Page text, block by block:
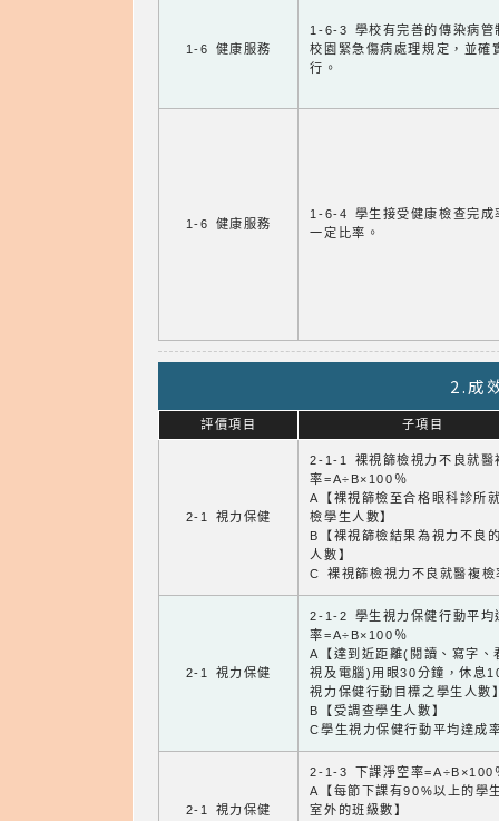
1-6 健康服務
1-6-3 學校有完善的傳染病管
校園緊急傷病處理規定，並確
行。
1-6 健康服務
1-6-4 學生接受健康檢查完成
一定比率。
2.成
評價項目 子項目
2-1 視力保健
2-1-1 裸視篩檢視力不良就醫
率=A÷B×100％
A【裸視篩檢至合格眼科診所
檢學生人數】
B【裸視篩檢結果為視力不良
人數】
C 裸視篩檢視力不良就醫複檢
2-1 視力保健
2-1-2 學生視力保健行動平均
率=A÷B×100％
A【達到近距離(閱讀、寫字、
視及電腦)用眼30分鐘，休息
視力保健行動目標之學生人數
B【受調查學生人數】
C學生視力保健行動平均達成
2-1 視力保健
2-1-3 下課淨空率=A÷B×100
A【每節下課有90%以上的學
室外的班級數】